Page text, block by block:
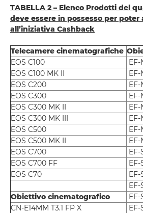
TABELLA 2 – Elenco Prodotti del
deve essere in possesso per poter
all’iniziativa Cashback
Telecamere cinematografiche
EOS C100
EF-
EOS C100 MK II
EF-
EOS C200
EOS C300
EF-
EOS C300 MK II
EF-
EOS C300 MK III
EF-
EOS C500
EF-
EOS C500 MK II
EF-
EOS C700
EF-
EOS C700 FF
EF-
EOS C70
EF-
EF-
Obiettivo cinematografico
EF-
CN-E14MM T3.1 FP X
EF-